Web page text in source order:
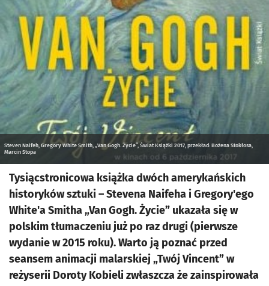
Steven Naifeh, Gregory White Smith, „Van Gogh. Życie”, Świat Książki 2017, przekład: Bożena Stokłosa,
Marcin Stopa
Tysiącstronicowa książka dwóch amerykańskich
historyków sztuki – Stevena Naifeha i Gregory'ego
White'a Smitha „Van Gogh. Życie” ukazała się w
polskim tłumaczeniu już po raz drugi (pierwsze
wydanie w 2015 roku). Warto ją poznać przed
seansem animacji malarskiej „Twój Vincent” w
reżyserii Doroty Kobieli zwłaszcza że zainspirowała